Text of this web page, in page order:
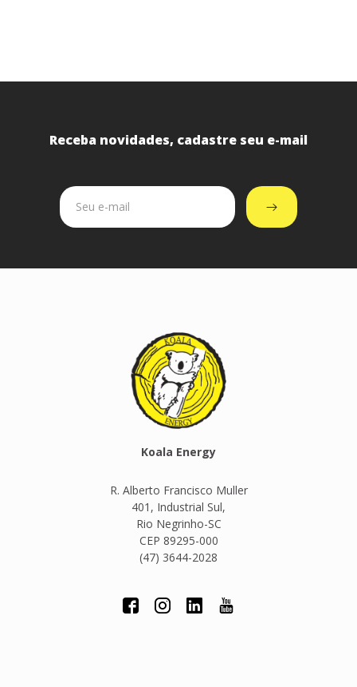
Receba novidades, cadastre seu e-mail
Koala Energy
R. Alberto Francisco Muller
401, Industrial Sul,
Rio Negrinho-SC
CEP 89295-000
(47) 3644-2028